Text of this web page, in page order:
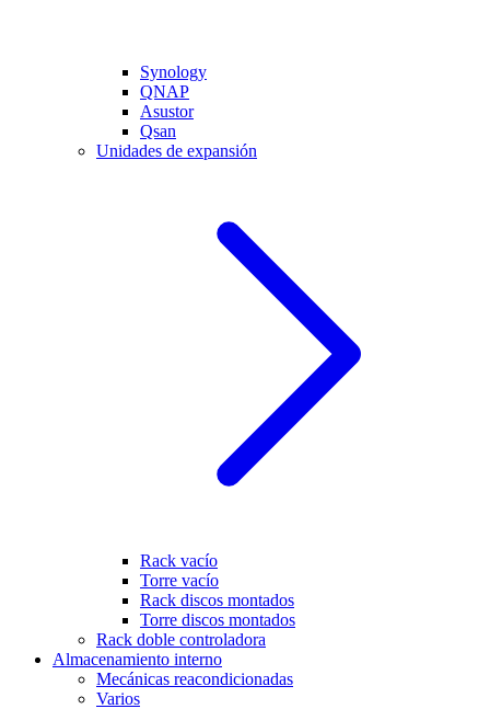
Synology
QNAP
Asustor
Qsan
Unidades de expansión
Rack vacío
Torre vacío
Rack discos montados
Torre discos montados
Rack doble controladora
Almacenamiento interno
Mecánicas reacondicionadas
Varios